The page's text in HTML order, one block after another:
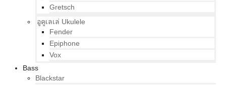
Gretsch
อูคูเลเล่ Ukulele
Fender
Epiphone
Vox
Bass
Blackstar